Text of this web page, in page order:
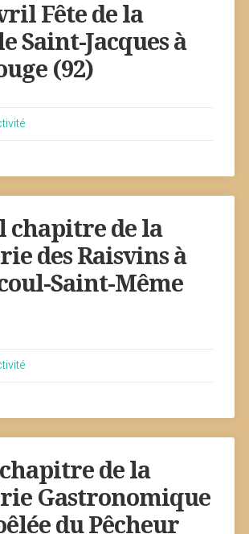
Fête de la
Saint-Jacques à
(92)
chapitre de la
des Raisvins à
Saint-Même
de la
Gastronomique
du Pêcheur